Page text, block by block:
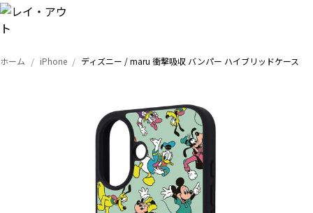
ホーム iPhone ディズニー / maru 衝撃吸収 バンパー ハイブリッドケース